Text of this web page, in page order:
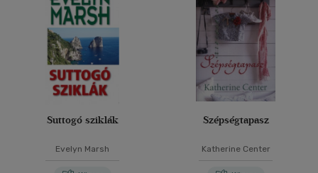
Suttogó sziklák
Evelyn Marsh
Szépségtapasz
Katherine Center